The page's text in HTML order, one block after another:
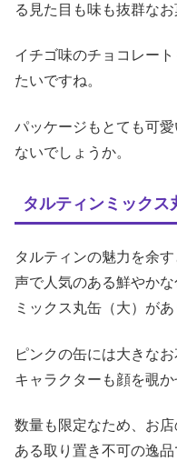
る見た目も味も抜群なお
イチゴ味のチョコレー
たいですね。
パッケージもとても可
ないでしょうか。
タルティンミックス
タルティンの魅力を余
声で人気のある鮮やか
ミックス丸缶（大）があ
ピンクの缶には大きな
キャラクターも顔を覗か
数量も限定なため、お
ある取り置き不可の逸品